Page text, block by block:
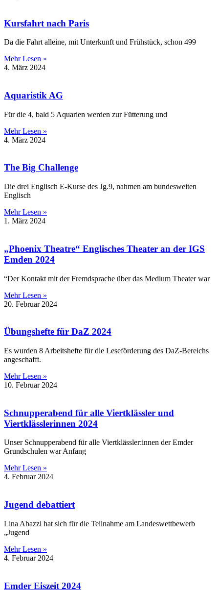
Kursfahrt nach Paris
Da die Fahrt alleine, mit Unterkunft und Frühstück, schon 499
Mehr Lesen »
4. März 2024
Aquaristik AG
Für die 4, bald 5 Aquarien werden zur Fütterung und
Mehr Lesen »
4. März 2024
The Big Challenge
Die drei Englisch E-Kurse des Jg.9, nahmen am bundesweiten
Englisch
Mehr Lesen »
1. März 2024
„Phoenix Theatre“ Englisches Theater an der IGS
Emden 2024
“Der Kontakt mit der Fremdsprache über das Medium Theater war
Mehr Lesen »
20. Februar 2024
Übungshefte für DaZ 2024
Es wurden 8 Arbeitshefte für die Leseförderung des DaZ-Bereichs
angeschafft.
Mehr Lesen »
10. Februar 2024
Schnupperabend für alle Viertklässler und
Viertklässlerinnen 2024
Unser Schnupperabend für alle Viertklässler:innen der Emder
Grundschulen war Anfang
Mehr Lesen »
4. Februar 2024
Jugend debattiert
Lina Abazzi hat sich für die Teilnahme am Landeswettbewerb
„Jugend
Mehr Lesen »
4. Februar 2024
Emder Eiszeit 2024